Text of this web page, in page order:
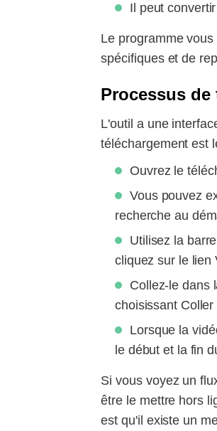
Il peut
Le programme
spécifiques et de
Processus de
L'outil a une
téléchargement est
Ouvrez le
Vous pouvez
recherche au
Utilisez la
cliquez sur le lien
Collez-le dans
choisissant
Lorsque la
le début et la fin
Si vous voyez un
être le mettre hors
est qu'il existe un